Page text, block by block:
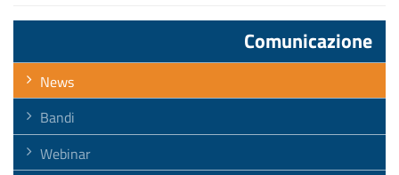
Comunicazione
News
Bandi
Webinar